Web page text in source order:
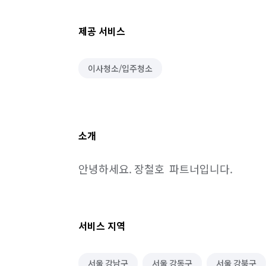
제공 서비스
이사청소/입주청소
소개
안녕하세요. 장철호  파트너입니다.
서비스 지역
서울 강남구 서울 강동구 서울 강북구